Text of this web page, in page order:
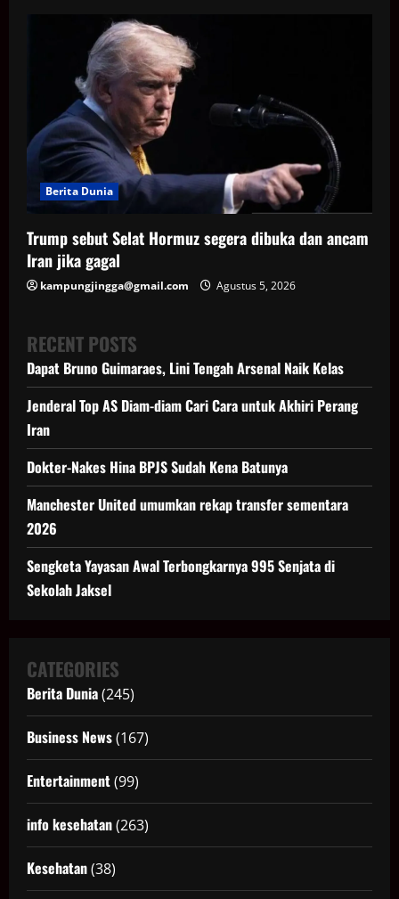
Berita Dunia
Trump sebut Selat Hormuz segera dibuka dan ancam
Iran jika gagal
kampungjingga@gmail.com Agustus 5, 2026
RECENT POSTS
Dapat Bruno Guimaraes, Lini Tengah Arsenal Naik Kelas
Jenderal Top AS Diam-diam Cari Cara untuk Akhiri Perang
Iran
Dokter-Nakes Hina BPJS Sudah Kena Batunya
Manchester United umumkan rekap transfer sementara
2026
Sengketa Yayasan Awal Terbongkarnya 995 Senjata di
Sekolah Jaksel
CATEGORIES
Berita Dunia(245)
Business News(167)
Entertainment(99)
info kesehatan(263)
Kesehatan(38)